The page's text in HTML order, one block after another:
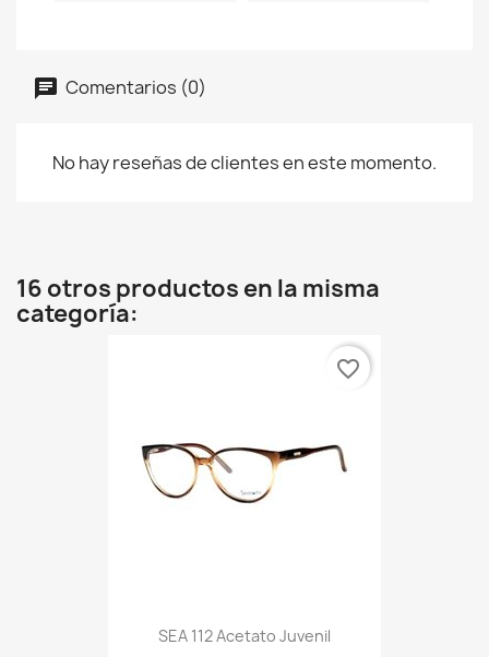
Comentarios (0)
No hay reseñas de clientes en este momento.
16 otros productos en la misma
categoría:
SEA 112 Acetato Juvenil
favorite_border